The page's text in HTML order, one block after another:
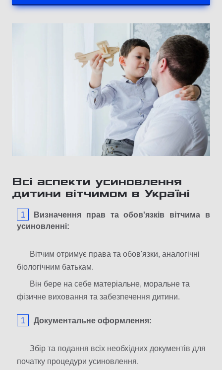
Всі аспекти усиновлення
дитини вітчимом в Україні
Визначення прав та обов'язків вітчима в
усиновленні:
Вітчим отримує права та обов'язки, аналогічні
біологічним батькам.
Він бере на себе матеріальне, моральне та
фізичне виховання та забезпечення дитини.
Документальне оформлення:
Збір та подання всіх необхідних документів для
початку процедури усиновлення.